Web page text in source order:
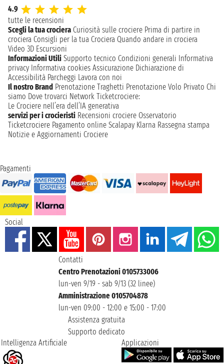
4.9
tutte le recensioni
Scegli la tua crociera Curiosità sulle crociere Prima di partire in
crociera Consigli per la tua Crociera Quando andare in crociera
Video 3D Escursioni
Informazioni Utili Supporto tecnico Condizioni generali Informativa
privacy Informativa cookies Assicurazione Dichiarazione di
Accessibilità Parcheggi Lavora con noi
Il nostro Brand Prenotazione Traghetti Prenotazione Volo Privato Chi
siamo Dove trovarci Network Ticketcrociere:
Le Crociere nell’era dell’IA generativa
servizi per i crocieristi Recensioni crociere Osservatorio
Ticketcrociere Pagamento online Scalapay Klarna Rassegna stampa
Notizie e Aggiornamenti Crociere
Pagamenti
Social
Contatti
Centro Prenotazioni 0105733006
lun-ven 9/19 - sab 9/13 (32 linee)
Amministrazione 0105704878
lun-ven 09:00 - 12:00 e 15:00 - 17:00
Assistenza gratuita
Supporto dedicato
Intelligenza Artificiale
Applicazioni